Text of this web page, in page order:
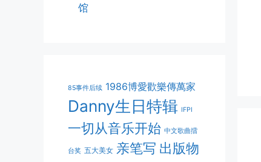
馆
85事件后续 1986博愛歡樂傳萬家
Danny生日特辑 IFPI
一切从音乐开始 中文歌曲擂
台奖 五大美女 亲笔写 出版物